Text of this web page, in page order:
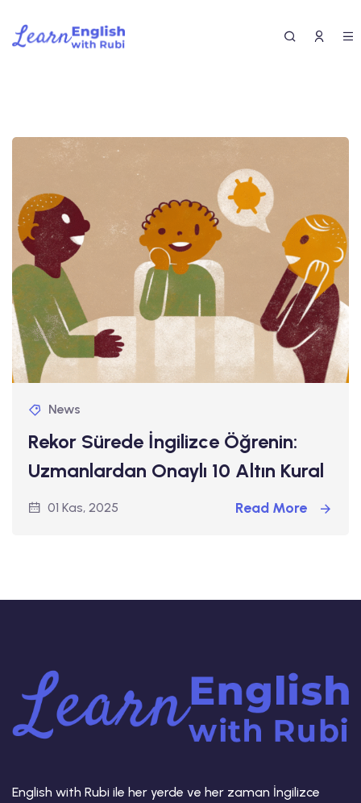
News
Rekor Sürede İngilizce Öğrenin:
Uzmanlardan Onaylı 10 Altın Kural
01 Kas, 2025 Read More
English with Rubi ile her yerde ve her zaman İngilizce